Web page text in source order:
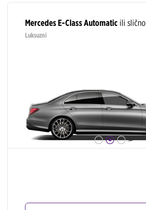
Mercedes E-Class Automatic ili slično
Luksuzni